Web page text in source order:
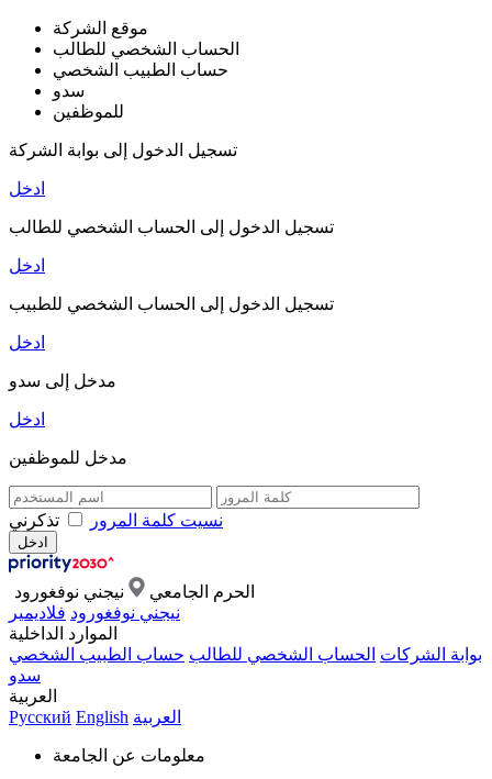
موقع الشركة
الحساب الشخصي للطالب
حساب الطبيب الشخصي
سدو
للموظفين
تسجيل الدخول إلى بوابة الشركة
ادخل
تسجيل الدخول إلى الحساب الشخصي للطالب
ادخل
تسجيل الدخول إلى الحساب الشخصي للطبيب
ادخل
مدخل إلى سدو
ادخل
مدخل للموظفين
نسيت كلمة المرور تذكرني
الحرم الجامعي
نيجني نوفغورود
نيجني نوفغورود فلاديمير
الموارد الداخلية
بوابة الشركات الحساب الشخصي للطالب حساب الطبيب الشخصي
سدو
العربية
Русский English العربية
معلومات عن الجامعة